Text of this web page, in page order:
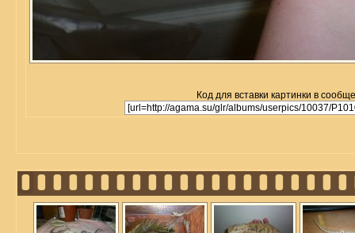
Код для вставки картинки в